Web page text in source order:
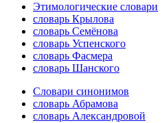
Этимологические словари
словарь Крылова
словарь Семёнова
словарь Успенского
словарь Фасмера
словарь Шанского
Словари синонимов
словарь Абрамова
словарь Александровой